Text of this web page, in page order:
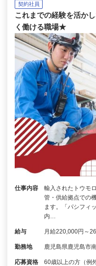
契約社員
これまでの経験を活か
く働ける職場★
仕事内容
輸入されたトウモ
管・供給拠点での
ます。「パシフィ
内…
給与 月給220,000円～
勤務地 鹿児島県鹿児島市
応募資格
60歳以上の方（例